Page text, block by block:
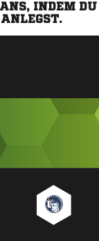
INDEM DU